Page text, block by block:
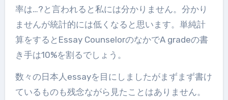
率は…?と言われると私には分かりません。分かり
ませんが統計的には低くなると思います。単純計
算をするとEssay CounselorのなかでA gradeの書
き手は10%を割るでしょう。
数々の日本人essayを目にしましたがまずまず書け
ているものも残念ながら見たことはありません。